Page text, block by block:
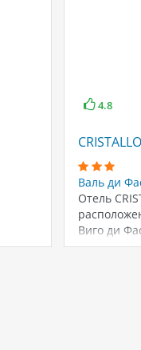
4.8
Валь ди
Отель
Виго ди
в…